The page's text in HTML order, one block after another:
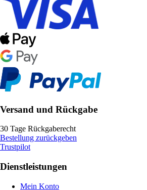
Versand und Rückgabe
30 Tage Rückgaberecht
Bestellung zurückgeben
Trustpilot
Dienstleistungen
Mein Konto